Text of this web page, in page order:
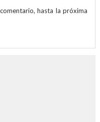
hasta la próxima